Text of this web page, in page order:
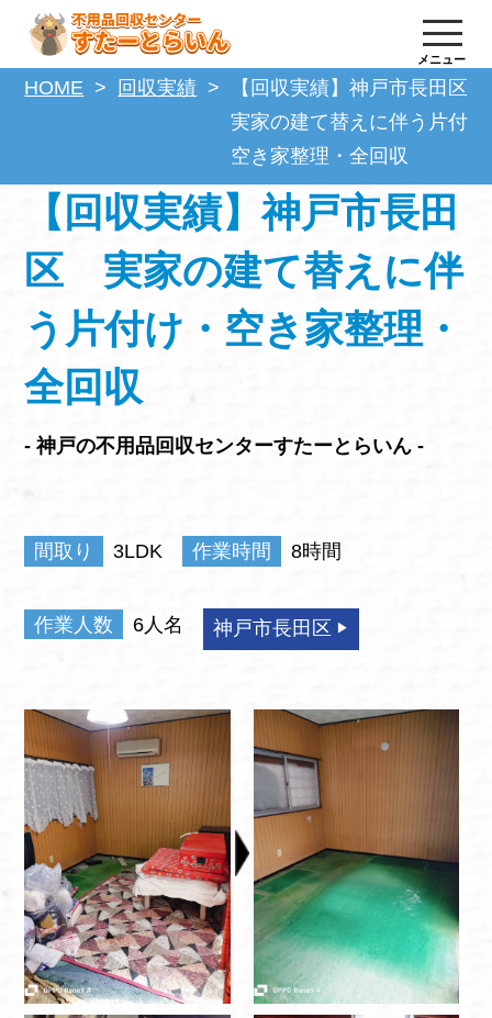
メニュー
HOME 回収実績
【回収実績】神戸市長田区
実家の建て替えに伴う片付け
空き家整理・全回収
【回収実績】神戸市長田
区 実家の建て替えに伴
う片付け・空き家整理・
全回収
- 神戸の不用品回収センターすたーとらいん -
間取り 3LDK 作業時間 8時間
作業人数 6人名 神戸市長田区